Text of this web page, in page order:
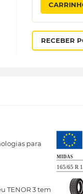
RECEBER
para
TENOR 3 tem